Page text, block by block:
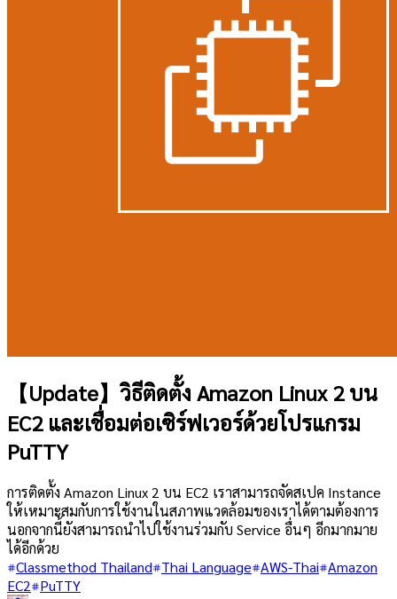
【Update】วิธีติดตั้ง Amazon Linux 2 บน
EC2 และเชื่อมต่อเซิร์ฟเวอร์ด้วยโปรแกรม
PuTTY
การติดตั้ง Amazon Linux 2 บน EC2 เราสามารถจัดสเปค Instance
ให้เหมาะสมกับการใช้งานในสภาพแวดล้อมของเราได้ตามต้องการ
นอกจากนี้ยังสามารถนำไปใช้งานร่วมกับ Service อื่นๆ อีกมากมาย
ได้อีกด้วย
Classmethod Thailand Thai Language AWS-Thai Amazon
EC2
PuTTY